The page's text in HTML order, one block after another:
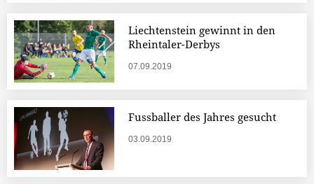
Liechtenstein gewinnt in den
Rheintaler-Derbys
07.09.2019
Fussballer des Jahres gesucht
03.09.2019